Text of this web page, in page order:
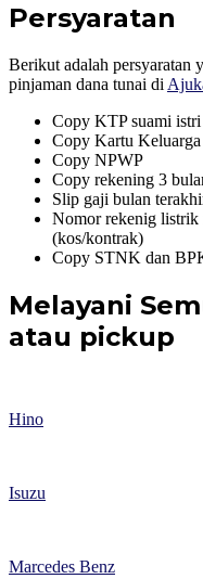
Persyaratan
Berikut adalah persyaratan
pinjaman dana tunai di
Copy KTP suami istri
Copy Kartu Keluarga
Copy NPWP
Copy rekening 3
Slip gaji bulan
Nomor rekenig
(kos/kontrak)
Copy STNK dan
Melayani
atau pickup
Hino
Isuzu
Marcedes Benz